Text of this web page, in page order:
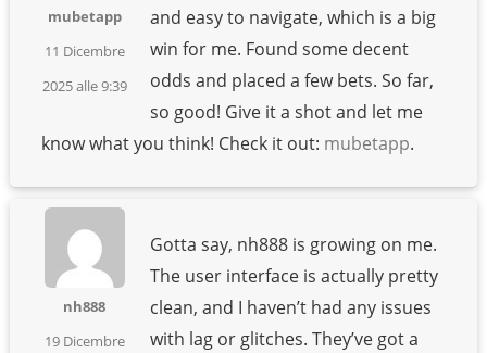
mubetapp
11 Dicembre
2025 alle 9:39
and easy to navigate, which is a big
win for me. Found some decent
odds and placed a few bets. So far,
so good! Give it a shot and let me
know what you think! Check it out: mubetapp.
nh888
19 Dicembre
Gotta say, nh888 is growing on me.
The user interface is actually pretty
clean, and I haven’t had any issues
with lag or glitches. They’ve got a